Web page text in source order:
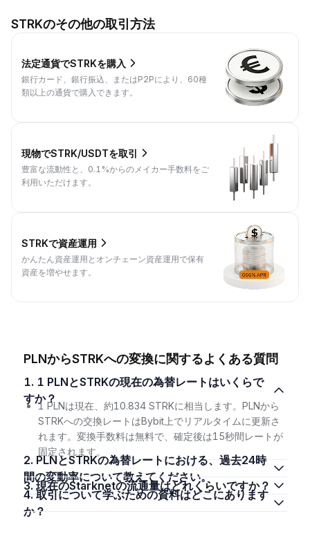
STRKのその他の取引方法
法定通貨でSTRKを購入
銀行カード、銀行振込、またはP2Pにより、60種
類以上の通貨で購入できます。
現物でSTRK/USDTを取引
豊富な流動性と、0.1%からのメイカー手数料をご
利用いただけます。
STRKで資産運用
かんたん資産運用とオンチェーン資産運用で保有
資産を増やせます。
PLNからSTRKへの変換に関するよくある質問
1. 1 PLNとSTRKの現在の為替レートはいくらで
すか？
1 PLNは現在、約10.834 STRKに相当します。PLNから
STRKへの交換レートはBybit上でリアルタイムに更新さ
れます。変換手数料は無料で、確定後は15秒間レートが
固定されます。
2. PLNとSTRKの為替レートにおける、過去24時
間の変動率について教えてください。
3. 現在のStarknetの流通量はどれくらいですか？
4. 取引について学ぶための資料はどこにあります
か？